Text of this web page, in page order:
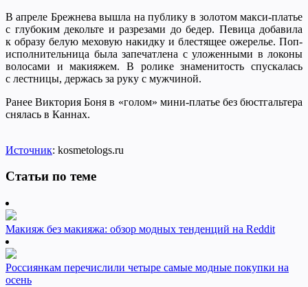
В апреле Брежнева вышла на публику в золотом макси-платье
с глубоким декольте и разрезами до бедер. Певица добавила
к образу белую меховую накидку и блестящее ожерелье. Поп-
исполнительница была запечатлена с уложенными в локоны
волосами и макияжем. В ролике знаменитость спускалась
с лестницы, держась за руку с мужчиной.
Ранее Виктория Боня в «голом» мини-платье без бюстгальтера
снялась в Каннах.
Источник: kosmetologs.ru
Статьи по теме
Макияж без макияжа: обзор модных тенденций на Reddit
Россиянкам перечислили четыре самые модные покупки на
осень